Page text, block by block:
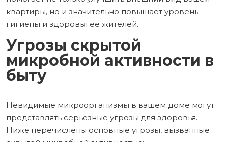
квартиры, но и значительно повышает уровень
гигиены и здоровья ее жителей.
Угрозы скрытой
микробной активности в
быту
Невидимые микроорганизмы в вашем доме могут
представлять серьезные угрозы для здоровья.
Ниже перечислены основные угрозы, вызванные